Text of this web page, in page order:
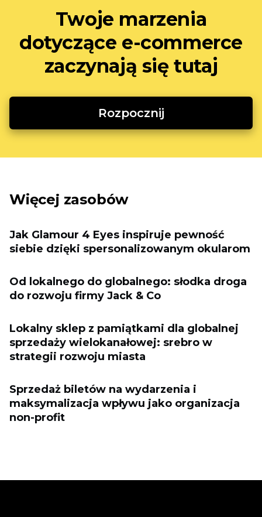
Twoje marzenia
dotyczące e-commerce
zaczynają się tutaj
Rozpocznij
Więcej zasobów
Jak Glamour 4 Eyes inspiruje pewność
siebie dzięki spersonalizowanym okularom
Od lokalnego do globalnego: słodka droga
do rozwoju firmy Jack & Co
Lokalny sklep z pamiątkami dla globalnej
sprzedaży wielokanałowej: srebro w
strategii rozwoju miasta
Sprzedaż biletów na wydarzenia i
maksymalizacja wpływu jako organizacja
non-profit